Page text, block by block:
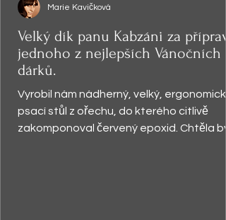
Velký dík panu Kabzáni za
jednoho z nejlepších Vánočních
dárků.
Vyrobil nám nádherný, velký, ergonomický
psací stůl z ořechu, do kterého citlivě
zakomponoval červený epoxid. Chtěla
Marie Kavičková